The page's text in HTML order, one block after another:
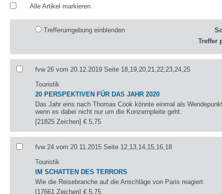
Alle Artikel markieren
Trefferumgebung einblenden
Treffer
fvw 26 vom 20.12.2019 Seite 18,19,20,21,22,23,24,25
Touristik
20 PERSPEKTIVEN FÜR DAS JAHR 2020
Das Jahr eins nach Thomas Cook könnte einmal als
wenn es dabei nicht nur um die Konzernpleite geht.
[21825 Zeichen]€ 5,75
fvw 24 vom 20.11.2015 Seite 12,13,14,15,16,18
Touristik
IM SCHATTEN DES TERRORS
Wie die Reisebranche auf die Anschläge von Paris reagiert
[17661 Zeichen]€ 5,75